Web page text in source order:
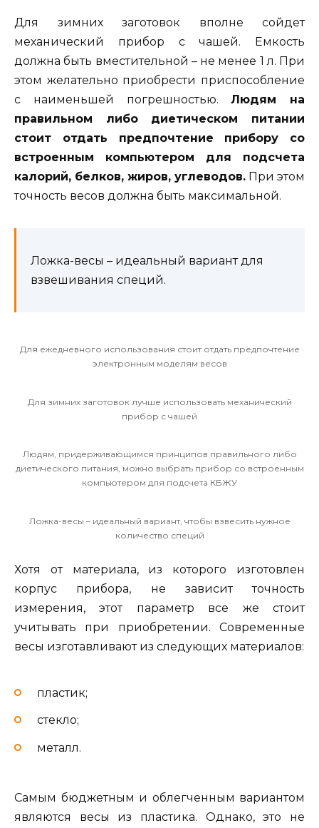
Для зимних заготовок вполне сойдет
механический прибор с чашей. Емкость
должна быть вместительной – не менее 1 л. При
этом желательно приобрести приспособление
с наименьшей погрешностью.Людям на
правильном либо диетическом питании
стоит отдать предпочтение прибору со
встроенным компьютером для подсчета
калорий, белков, жиров, углеводов. При этом
точность весов должна быть максимальной.
Ложка-весы – идеальный вариант для
взвешивания специй.
Для ежедневного использования стоит отдать предпочтение
электронным моделям весов
Для зимних заготовок лучше использовать механический
прибор с чашей
Людям, придерживающимся принципов правильного либо
диетического питания, можно выбрать прибор со встроенным
компьютером для подсчета КБЖУ
Ложка-весы – идеальный вариант, чтобы взвесить нужное
количество специй
Хотя от материала, из которого изготовлен
корпус прибора, не зависит точность
измерения, этот параметр все же стоит
учитывать при приобретении. Современные
весы изготавливают из следующих материалов:
пластик;
стекло;
металл.
Самым бюджетным и облегченным вариантом
являются весы из пластика. Однако, это не